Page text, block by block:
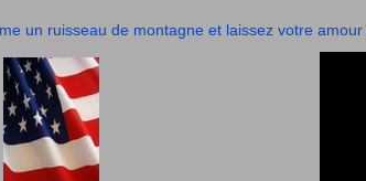
un ruisseau de montagne et laissez votre